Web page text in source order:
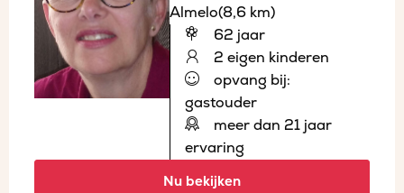
Almelo(8,6 km)
62 jaar
2 eigen kinderen
opvang bij:
gastouder
meer dan 21 jaar
ervaring
Nu bekijken